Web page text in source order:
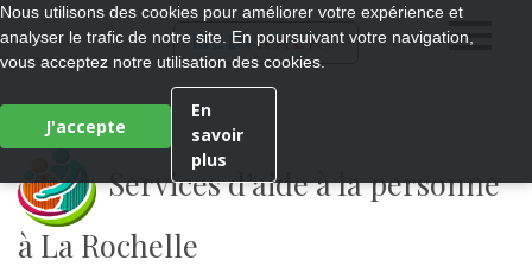
MEDI WALK®
Services d’aide à la personne
à La Rochelle
Nous utilisons des cookies pour améliorer votre expérience et
analyser le trafic de notre site. En poursuivant votre navigation,
vous acceptez notre utilisation des cookies.
J'accepte
En
savoir
plus